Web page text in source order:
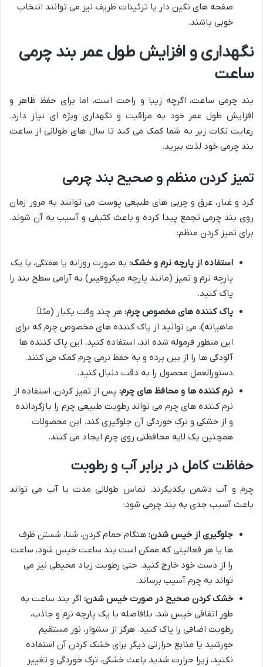
صفحه های نگین دار یا تزئینات ظریف نیز می توانند انتخاب
خوبی باشند.
نگهداری و افزایش طول عمر بند چرمی
ساعت
بند چرمی ساعت، اگرچه زیبا و راحت است، اما برای حفظ ظاهر و
افزایش طول عمر خود به مراقبت و نگهداری ویژه ای نیاز دارد.
رعایت نکات زیر به شما کمک می کند تا سال های طولانی از ساعت
بند چرمی خود لذت ببرید.
تمیز کردن منظم و صحیح بند چرمی
گرد و غبار، عرق و چربی های طبیعی پوست می توانند به مرور زمان
روی بند چرمی تجمع پیدا کرده و باعث کثیفی و آسیب به آن شوند.
برای تمیز کردن منظم:
استفاده از پارچه نرم و خشک: به صورت روزانه یا هفتگی، با یک
پارچه نرم و تمیز (مانند پارچه میکروفیبر) به آرامی سطح بند را
پاک کنید.
پاک کننده های مخصوص چرم: هر چند وقت یکبار (مثلاً
ماهیانه)، می توانید از پاک کننده های مخصوص چرم که برای
این منظور فرموله شده اند، استفاده کنید. این پاک کننده ها
آلودگی ها را از بین برده و به حفظ نرمی چرم کمک می کنند.
دستورالعمل محصول را به دقت دنبال کنید.
نرم کننده ها و محافظ های چرم: پس از تمیز کردن، استفاده از
نرم کننده های چرم می تواند رطوبت طبیعی چرم را بازگردانده
و از خشکی و ترک خوردگی آن جلوگیری کند. این محصولات
همچنین یک لایه محافظتی روی چرم ایجاد می کنند.
حفاظت کامل در برابر آب و رطوبت
چرم و آب دشمن یکدیگرند. تماس طولانی مدت با آب می تواند
باعث آسیب جدی به بند چرمی شود:
جلوگیری از خیس شدن: هنگام حمام کردن، شنا، شستن ظرف
ها یا هر فعالیتی که ممکن است بند ساعت خیس شود، ساعت
را از دست خود خارج کنید. حتی رطوبت زیاد محیطی نیز می
تواند به چرم آسیب برساند.
خشک کردن صحیح در صورت خیس شدن: اگر بند ساعت به
طور اتفاقی خیس شد، بلافاصله با یک پارچه نرم و جاذب،
رطوبت اضافی را پاک کنید. هرگز از سشوار، نور مستقیم
خورشید یا منابع حرارتی دیگر برای خشک کردن آن استفاده
نکنید، زیرا حرارت شدید باعث خشکی، ترک خوردگی و تغییر